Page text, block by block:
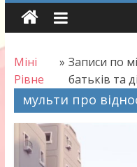
Skip
Міні
Рівне
» Записи по
батьків та
мульти про